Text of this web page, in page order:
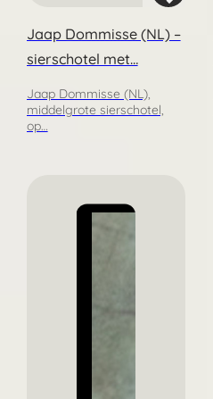
Jaap Dommisse (NL) –
sierschotel met…
Jaap Dommisse (NL),
middelgrote sierschotel,
op…